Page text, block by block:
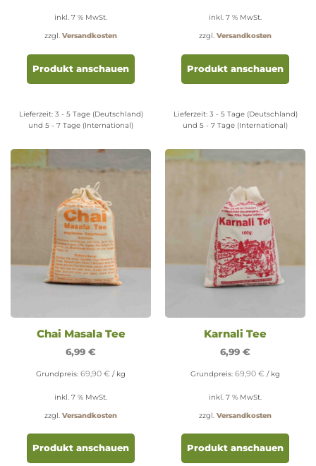
inkl. 7 % MwSt.
zzgl. Versandkosten
Produkt anschauen
Lieferzeit: 3 - 5 Tage (Deutschland)
und 5 - 7 Tage (International)
inkl. 7 % MwSt.
zzgl. Versandkosten
Produkt anschauen
Lieferzeit: 3 - 5 Tage (Deutschland)
und 5 - 7 Tage (International)
Chai Masala Tee
6,99 €
Grundpreis: 69,90 € / kg
inkl. 7 % MwSt.
zzgl. Versandkosten
Produkt anschauen
Karnali Tee
6,99 €
Grundpreis: 69,90 € / kg
inkl. 7 % MwSt.
zzgl. Versandkosten
Produkt anschauen